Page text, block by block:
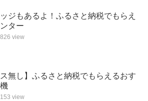
ジもあるよ！ふるさと納税でもらえ
ター
view
ス無し】ふるさと納税でもらえるおす
view